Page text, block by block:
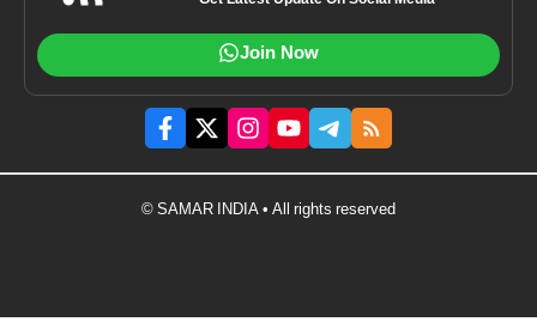
Join Now
© SAMAR INDIA • All rights reserved